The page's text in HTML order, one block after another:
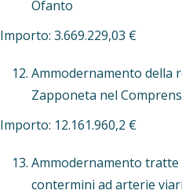
Ofanto
Importo: 3.669.229,03 €
Ammodernamento della
Zapponeta nel
Importo: 12.161.960,2 €
Ammodernamento
contermini ad arterie